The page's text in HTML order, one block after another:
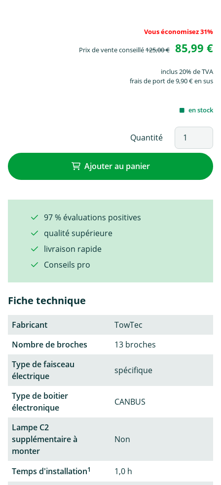
Vous économisez 31%
Prix de vente conseillé125,00 € 85,99 €
inclus 20% de TVA
frais de port de 9,90 € en sus
en stock
Quantité
Ajouter au panier
97 % évaluations positives
qualité supérieure
livraison rapide
Conseils pro
Fiche technique
Fabricant
TowTec
Nombre de broches
13 broches
Type de faisceau
électrique
spécifique
Type de boitier
électronique
CANBUS
Lampe C2
supplémentaire à
monter
Non
Temps d'installation1
1,0 h